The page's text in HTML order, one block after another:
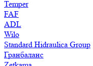
Temper
FAF
ADL
Wilo
Standard Hidraulica Group
Гранбаланс